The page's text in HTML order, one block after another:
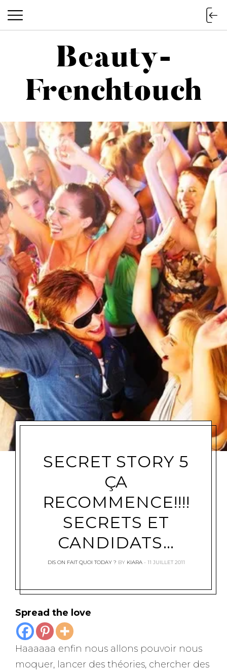
Beauty-Frenchtouch
Beauty-
Frenchtouch
SECRET STORY 5
ÇA
RECOMMENCE!!!!
SECRETS ET
CANDIDATS…
DIS ON FAIT QUOI TODAY ? BY KIARA 11 JUILLET 2011
Spread the love
Haaaaaa enfin nous allons pouvoir nous
moquer, lancer des théories, chercher des